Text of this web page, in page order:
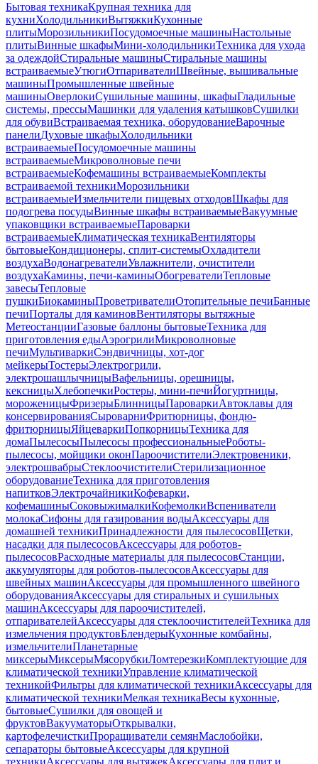
Бытовая техникаКрупная техника для
кухниХолодильникиВытяжкиКухонные
плитыМорозильникиПосудомоечные машиныНастольные
плитыВинные шкафыМини-холодильникиТехника для ухода
за одеждойСтиральные машиныСтиральные машины
встраиваемыеУтюгиОтпаривателиШвейные, вышивальные
машиныПромышленные швейные
машиныОверлокиСушильные машины, шкафыГладильные
системы, прессыМашинки для удаления катышковСушилки
для обувиВстраиваемая техника, оборудованиеВарочные
панелиДуховые шкафыХолодильники
встраиваемыеПосудомоечные машины
встраиваемыеМикроволновые печи
встраиваемыеКофемашины встраиваемыеКомплекты
встраиваемой техникиМорозильники
встраиваемыеИзмельчители пищевых отходовШкафы для
подогрева посудыВинные шкафы встраиваемыеВакуумные
упаковщики встраиваемыеПароварки
встраиваемыеКлиматическая техникаВентиляторы
бытовыеКондиционеры, сплит-системыОхладители
воздухаВодонагревателиУвлажнители, очистители
воздухаКамины, печи-каминыОбогревателиТепловые
завесыТепловые
пушкиБиокаминыПроветривателиОтопительные печиБанные
печиПорталы для каминовВентиляторы вытяжные
МетеостанцииГазовые баллоны бытовыеТехника для
приготовления едыАэрогрилиМикроволновые
печиМультиваркиСэндвичницы, хот-дог
мейкерыТостерыЭлектрогрили,
электрошашлычницыВафельницы, орешницы,
кексницыХлебопечкиРостеры, мини-печиЙогуртницы,
мороженицыФризерыБлинницыПароваркиАвтоклавы для
консервированияСыроварниФритюрницы, фондю-
фритюрницыЯйцеваркиПопкорницыТехника для
домаПылесосыПылесосы профессиональныеРоботы-
пылесосы, мойщики оконПароочистителиЭлектровеники,
электрошвабрыСтеклоочистителиСтерилизационное
оборудованиеТехника для приготовления
напитковЭлектрочайникиКофеварки,
кофемашиныСоковыжималкиКофемолкиВспениватели
молокаСифоны для газирования водыАксессуары для
домашней техникиПринадлежности для пылесосовЩетки,
насадки для пылесосовАксессуары для роботов-
пылесосовРасходные материалы для пылесосовСтанции,
аккумуляторы для роботов-пылесосовАксессуары для
швейных машинАксессуары для промышленного швейного
оборудованияАксессуары для стиральных и сушильных
машинАксессуары для пароочистителей,
отпаривателейАксессуары для стеклоочистителейТехника для
измельчения продуктовБлендерыКухонные комбайны,
измельчителиПланетарные
миксерыМиксерыМясорубкиЛомтерезкиКомплектующие для
климатической техникиУправление климатической
техникойФильтры для климатической техникиАксессуары для
климатической техникиМелкая техникаВесы кухонные,
бытовыеСушилки для овощей и
фруктовВакууматорыОткрывалки,
картофелечисткиПроращиватели семянМаслобойки,
сепараторы бытовыеАксессуары для крупной
техникиАксессуары для вытяжекАксессуары для плит и